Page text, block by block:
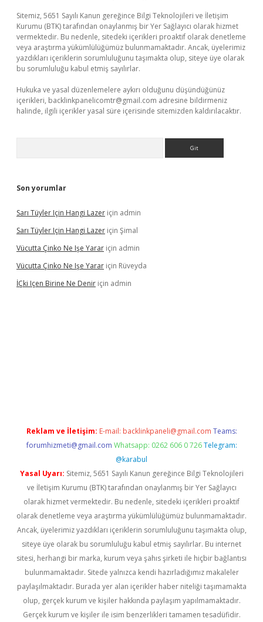
Sitemiz, 5651 Sayılı Kanun gereğince Bilgi Teknolojileri ve İletişim
Kurumu (BTK) tarafından onaylanmış bir Yer Sağlayıcı olarak hizmet
vermektedir. Bu nedenle, sitedeki içerikleri proaktif olarak denetleme
veya araştırma yükümlülüğümüz bulunmamaktadır. Ancak, üyelerimiz
yazdıkları içeriklerin sorumluluğunu taşımakta olup, siteye üye olarak
bu sorumluluğu kabul etmiş sayılırlar.
Hukuka ve yasal düzenlemelere aykırı olduğunu düşündüğünüz
içerikleri, backlinkpanelicomtr@gmail.com adresine bildirmeniz
halinde, ilgili içerikler yasal süre içerisinde sitemizden kaldırılacaktır.
Son yorumlar
Sarı Tüyler Için Hangi Lazer için admin
Sarı Tüyler Için Hangi Lazer için Şimal
Vücutta Çinko Ne Işe Yarar için admin
Vücutta Çinko Ne Işe Yarar için Rüveyda
İÇki Içen Birine Ne Denir için admin
Reklam ve İletişim: E-mail: backlinkpaneli@gmail.com Teams:
forumhizmeti@gmail.com Whatsapp: 0262 606 0 726 Telegram:
@karabul
Yasal Uyarı: Sitemiz, 5651 Sayılı Kanun gereğince Bilgi Teknolojileri
ve İletişim Kurumu (BTK) tarafından onaylanmış bir Yer Sağlayıcı
olarak hizmet vermektedir. Bu nedenle, sitedeki içerikleri proaktif
olarak denetleme veya araştırma yükümlülüğümüz bulunmamaktadır.
Ancak, üyelerimiz yazdıkları içeriklerin sorumluluğunu taşımakta olup,
siteye üye olarak bu sorumluluğu kabul etmiş sayılırlar. Bu internet
sitesi, herhangi bir marka, kurum veya şahıs şirketi ile hiçbir bağlantısı
bulunmamaktadır. Sitede yalnızca kendi hazırladığımız makaleler
paylaşılmaktadır. Burada yer alan içerikler haber niteliği taşımamakta
olup, gerçek kurum ve kişiler hakkında paylaşım yapılmamaktadır.
Gerçek kurum ve kişiler ile isim benzerlikleri tamamen tesadüfidir.